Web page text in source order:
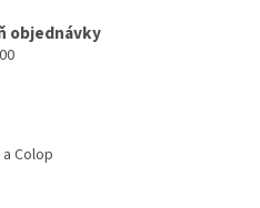
objednávky
Colop